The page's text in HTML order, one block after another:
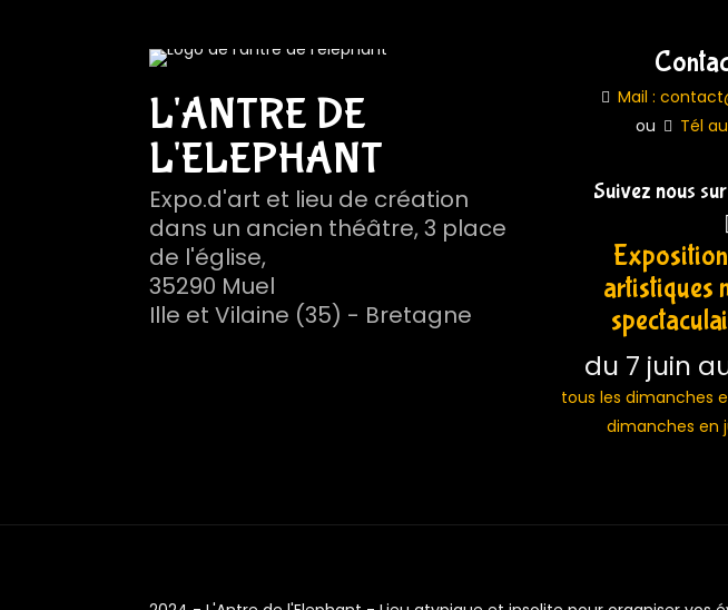
L'ANTRE DE
L'ELEPHANT
Expo.d'art et lieu de création
dans un ancien théâtre, 3 place
de l'église,
35290 Muel
Ille et Vilaine (35) - Bretagne
Mail :
ou
Tél
Suivez nous
artistiques
du 7 juin
tous les dimanches
dimanches en